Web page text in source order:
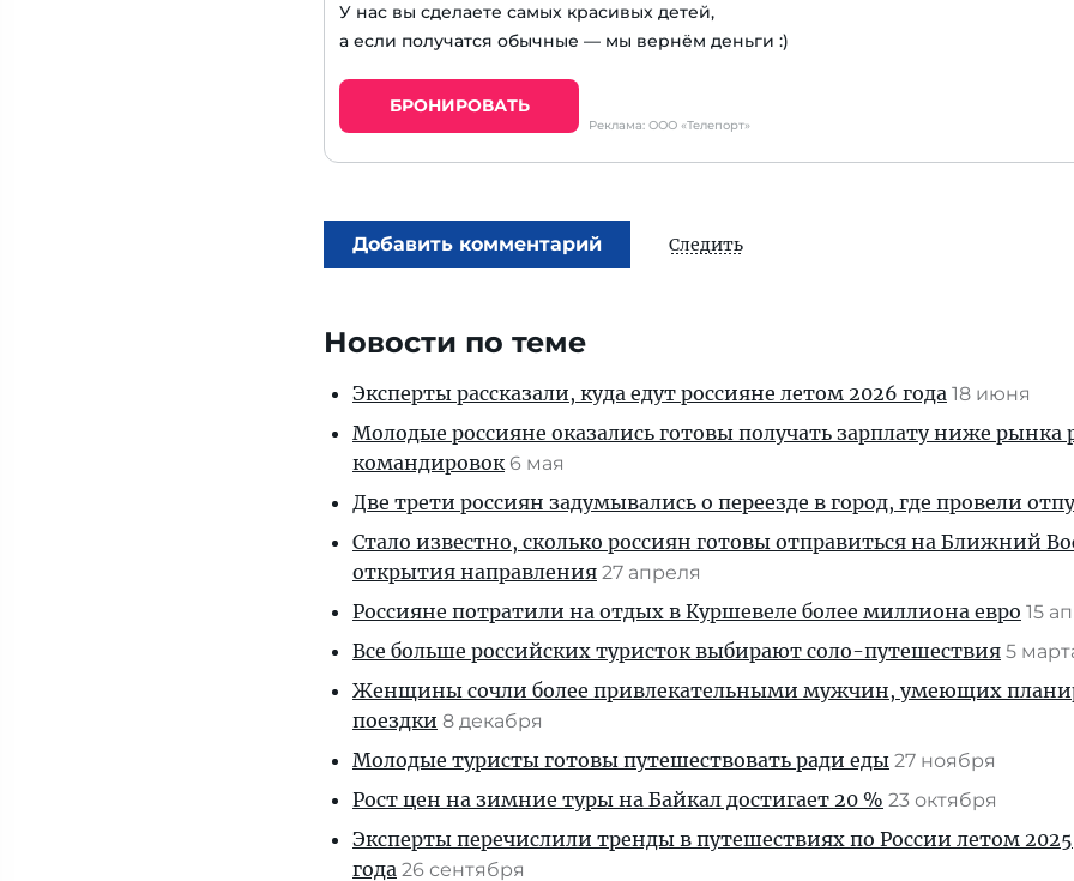
У нас вы сделаете самых красивых детей,
а если получатся обычные — мы вернём деньги :)
БРОНИРОВАТЬ
Реклама: ООО «Телепорт»
Добавить комментарий Следить
Новости по теме
Эксперты рассказали, куда едут россияне летом 2026 года 18 июня
Молодые россияне оказались готовы получать зарплату ниже рынка
командировок 6 мая
Две трети россиян задумывались о переезде в город, где провели
Стало известно, сколько россиян готовы отправиться на Ближний
открытия направления 27 апреля
Россияне потратили на отдых в Куршевеле более миллиона евро 15
Все больше российских туристок выбирают соло-путешествия 5
Женщины сочли более привлекательными мужчин, умеющих
поездки 8 декабря
Молодые туристы готовы путешествовать ради еды 27 ноября
Рост цен на зимние туры на Байкал достигает 20 % 23 октября
Эксперты перечислили тренды в путешествиях по России летом 2025
года 26 сентября